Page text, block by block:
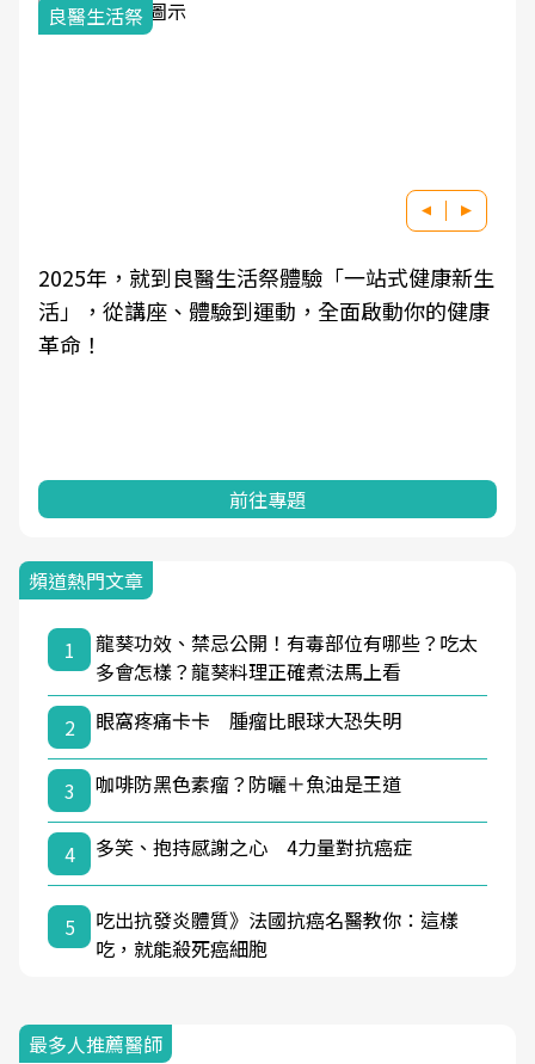
良醫生活祭
2025年，就到良醫生活祭體驗「一站式健康新生
活」，從講座、體驗到運動，全面啟動你的健康
革命！
前往專題
頻道熱門文章
1
龍葵功效、禁忌公開！有毒部位有哪些？吃太
多會怎樣？龍葵料理正確煮法馬上看
2
眼窩疼痛卡卡 腫瘤比眼球大恐失明
3 咖啡防黑色素瘤？防曬＋魚油是王道
4 多笑、抱持感謝之心 4力量對抗癌症
5
吃出抗發炎體質》法國抗癌名醫教你：這樣
吃，就能殺死癌細胞
最多人推薦醫師